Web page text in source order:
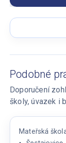
Podobné
Doporučení
školy, úvazek i
Mateřská